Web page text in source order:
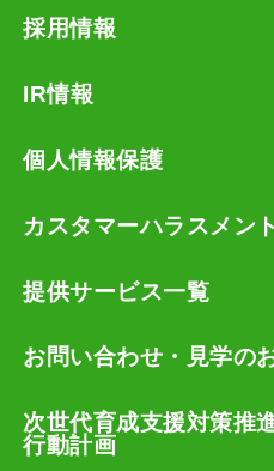
採用情報
IR情報
個人情報保護
カスタマーハラスメン
提供サービス一覧
お問い合わせ・見学の
次世代育成支援対策推
行動計画